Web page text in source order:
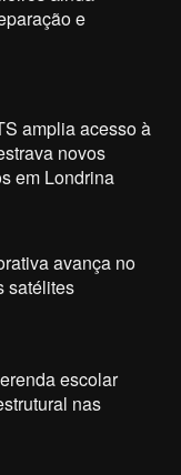
e
amplia acesso à
novos
em Londrina
avança no
satélites
escolar
nas